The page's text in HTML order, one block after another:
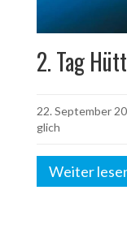
2. Tag
22. September
glich
Weiter